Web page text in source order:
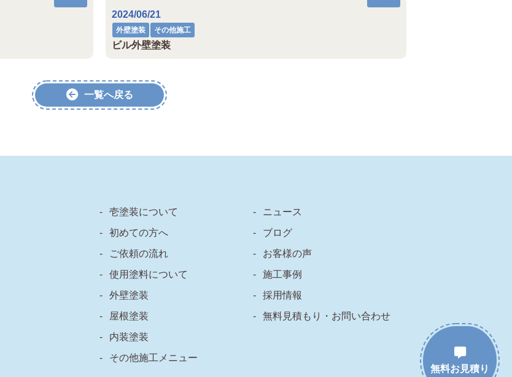
2024/06/21
外壁塗装 その他施工
ビル外壁塗装
一覧へ戻る
壱塗装について
初めての方へ
ご依頼の流れ
使用塗料について
外壁塗装
屋根塗装
内装塗装
その他施工メニュー
ニュース
ブログ
お客様の声
施工事例
採用情報
無料見積もり・お問い合わせ
無料お見積り